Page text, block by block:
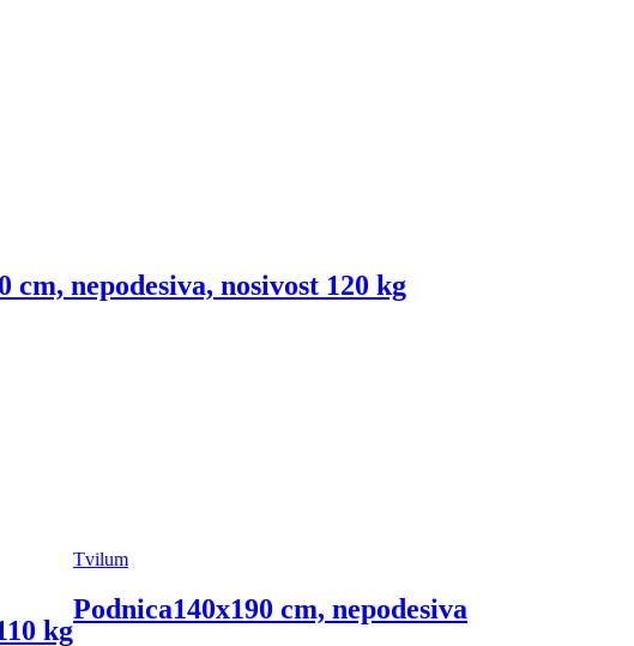
cm, nepodesiva, nosivost 120 kg
kg
Tvilum
Podnica140x190 cm, nepodesiva